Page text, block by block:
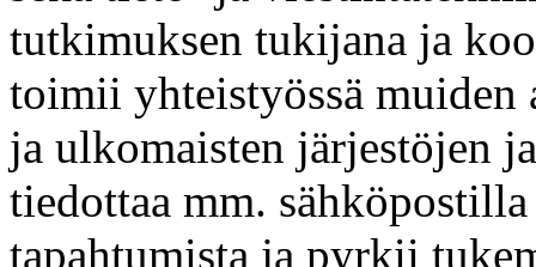
tutkimuksen tukijana ja
toimii yhteistyössä
ja ulkomaisten järjestöjen
tiedottaa mm.
tapahtumista ja pyrkii